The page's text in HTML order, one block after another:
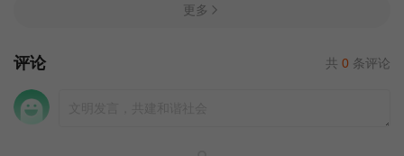
更多
评论 共 0 条评论